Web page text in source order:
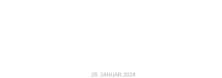
28. JANUAR 2024